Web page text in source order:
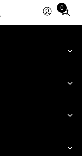
0
Total
items
cart: